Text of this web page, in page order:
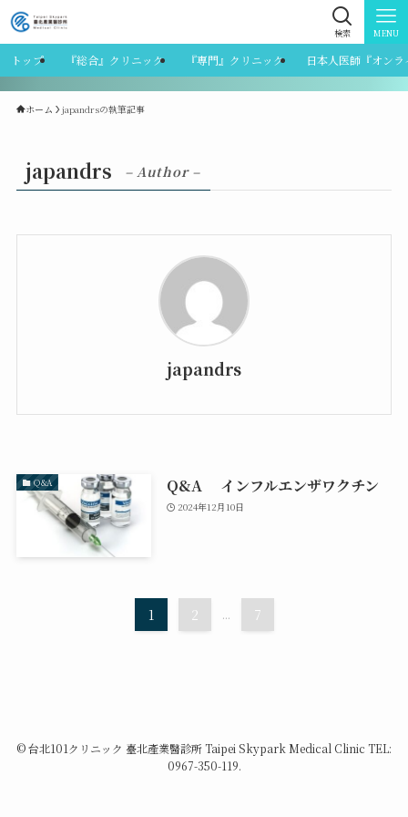
検索 MENU
トップ 『総合』クリニック 『専門』クリニック 日本人医師『オン
ホーム japandrsの執筆記事
japandrs – Author –
japandrs
Q&A Q&A インフルエンザワクチン
2024年12月10日
1 2 ... 7
©台北101クリニック 臺北產業醫診所 Taipei Skypark Medical Clinic TEL:
0967-350-119.